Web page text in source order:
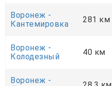
Воронеж -
Кантемировка
281 км
Воронеж -
Колодезный
40 км
Воронеж -